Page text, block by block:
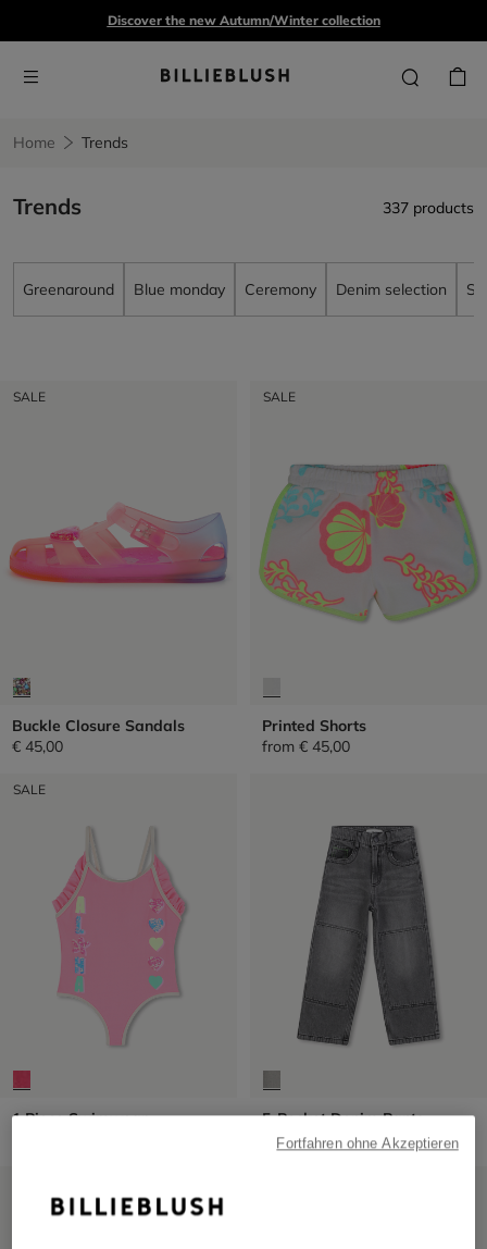
Discover the new Autumn/Winter collection
Home Trends
Trends 337 products
Greenaround Blue monday Ceremony Denim selection
SALE
Buckle Closure Sandals
€ 45,00
SALE
Printed Shorts
from € 45,00
SALE
1 Piece Swimwear
5-Pocket Denim Pants
from€ 59,00
Fortfahren ohne Akzeptieren